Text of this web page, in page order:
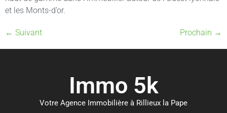
et les Monts-d’or.
← Suivant Prochain →
Immo 5k
Votre Agence Immobilière à Rillieux la Pape